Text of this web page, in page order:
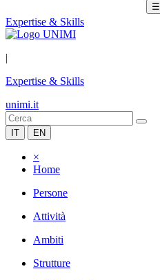
☰
Expertise & Skills
|
Expertise & Skills
unimi.it
IT EN
×
Home
Persone
Attività
Ambiti
Strutture